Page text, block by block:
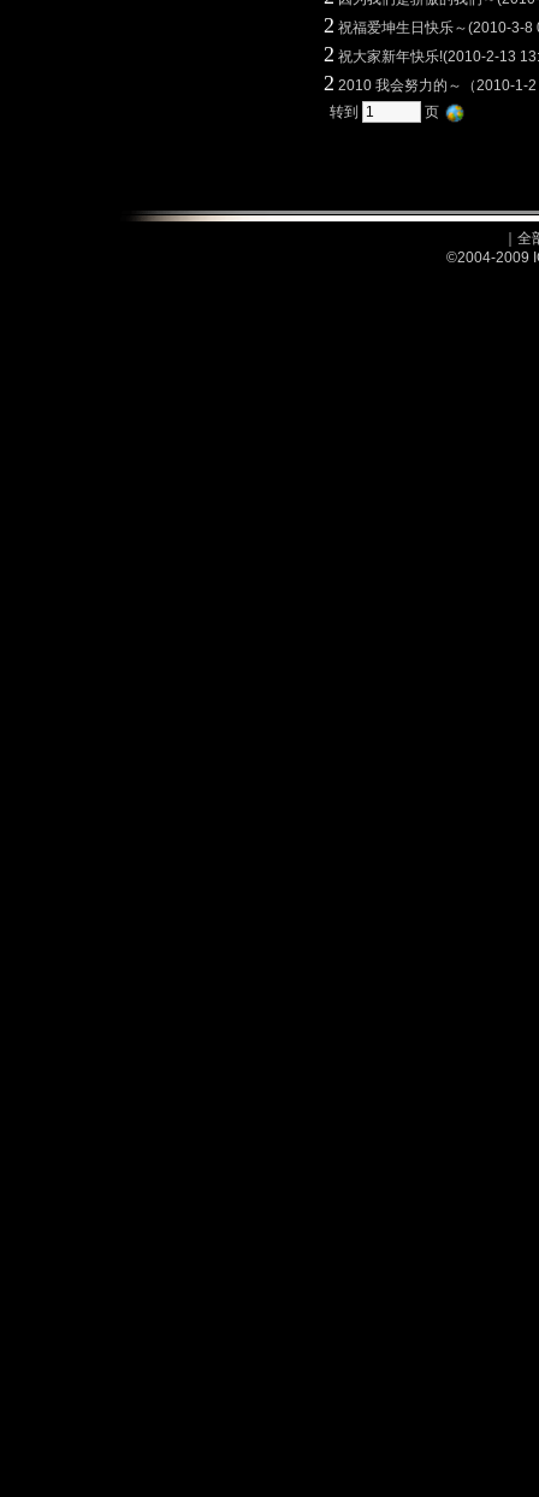
2 祝福爱坤生日快乐～(2010-3-
2 祝大家新年快乐!(2010-2-13
2 2010 我会努力的～（2010-1-
转到
页
全
©2004-2009